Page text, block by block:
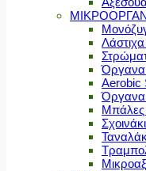
Όργανα
Aerobic
Όργανα
Μπάλες